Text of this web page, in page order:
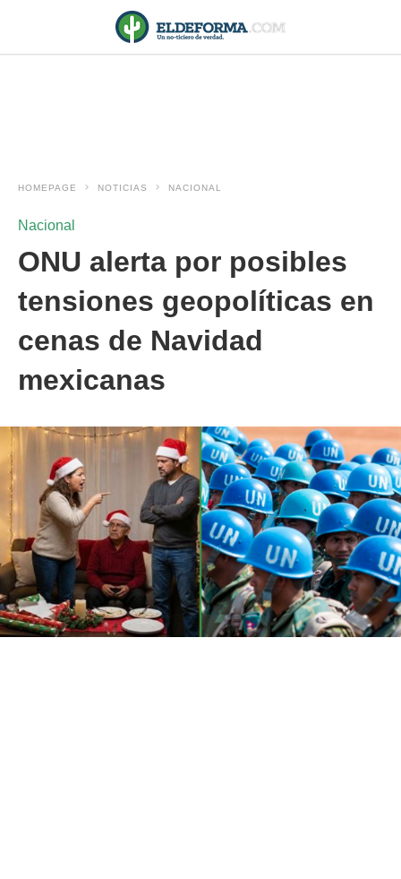
HOMEPAGE NOTICIAS NACIONAL
Nacional
ONU alerta por posibles
tensiones geopolíticas en
cenas de Navidad
mexicanas